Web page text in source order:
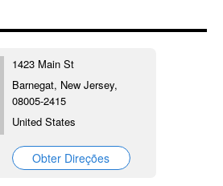
1423 Main St
Barnegat, New Jersey,
08005-2415
United States
Obter Direções